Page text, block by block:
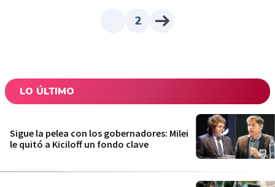
2
LO ÚLTIMO
Sigue la pelea con los gobernadores: Milei
le quitó a Kiciloff un fondo clave